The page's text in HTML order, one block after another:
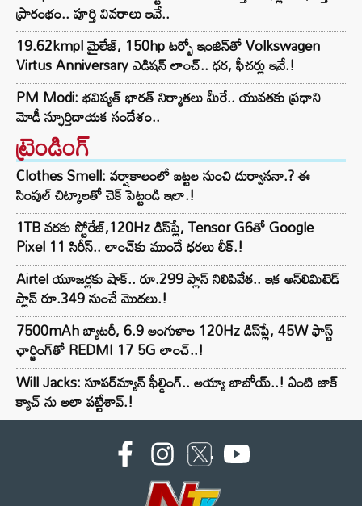
ప్రారంభం.. పూర్తి వివరాలు ఇవే..
19.62kmpl మైలేజ్, 150hp టర్బో ఇంజిన్‌తో Volkswagen
Virtus Anniversary ఎడిషన్ లాంచ్.. ధర, ఫీచర్లు ఇవే.!
PM Modi: భవిష్యత్ భారత్ నిర్మాతలు మీరే.. యువతకు ప్రధాని
మోడీ స్ఫూర్తిదాయక సందేశం..
ట్రెండింగ్‌
Clothes Smell: వర్షాకాలంలో బట్టల నుంచి దుర్వాసనా.? ఈ
సింపుల్ చిట్కాలతో చెక్ పెట్టండి ఇలా.!
1TB వరకు స్టోరేజ్,120Hz డిస్‌ప్లే, Tensor G6తో Google
Pixel 11 సిరీస్.. లాంచ్⁭కు ముందే ధరలు లీక్.!
Airtel యూజర్లకు షాక్.. రూ.299 ప్లాన్ నిలిపివేత.. ఇక అన్‌లిమిటెడ్
ప్లాన్ రూ.349 నుంచే మొదలు.!
7500mAh బ్యాటరీ, 6.9 అంగుళాల 120Hz డిస్‌ప్లే, 45W ఫాస్ట్
ఛార్జింగ్‌తో REDMI 17 5G లాంచ్..!
Will Jacks: సూపర్‌మ్యాన్ ఫీల్డింగ్.. అయ్యా బాబోయ్..! ఏంటి జాక్
క్యాచ్ ను అలా పట్టేశావ్.!